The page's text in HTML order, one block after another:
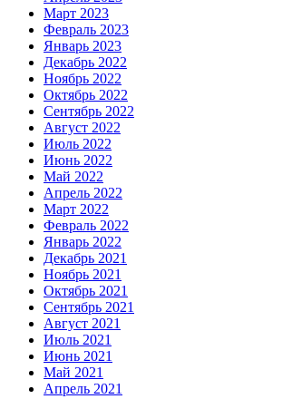
Март 2023
Февраль 2023
Январь 2023
Декабрь 2022
Ноябрь 2022
Октябрь 2022
Сентябрь 2022
Август 2022
Июль 2022
Июнь 2022
Май 2022
Апрель 2022
Март 2022
Февраль 2022
Январь 2022
Декабрь 2021
Ноябрь 2021
Октябрь 2021
Сентябрь 2021
Август 2021
Июль 2021
Июнь 2021
Май 2021
Апрель 2021